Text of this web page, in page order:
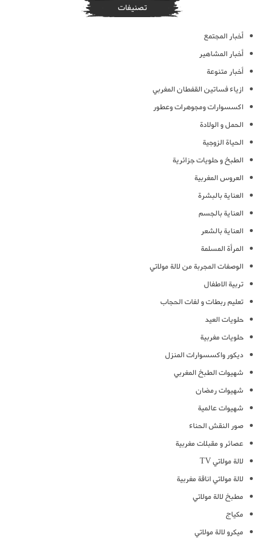
تصنيفات
أخبار المجتمع
أخبار المشاهير
أخبار متنوعة
ازياء فساتين القفطان المغربي
اكسسوارات ومجوهرات وعطور
الحمل و الولادة
الحياة الزوجية
الطبخ و حلويات جزائرية
العروس المغربية
العناية بالبشرة
العناية بالجسم
العناية بالشعر
المرأة المسلمة
الوصفات المجربة من لالة مولاتي
تربية الاطفال
تعليم ربطات و لفات الحجاب
حلويات العيد
حلويات مغربية
ديكور واكسسوارات المنزل
شهيوات الطبخ المغربي
شهيوات رمضان
شهيوات عالمية
صور النقش الحناء
عصائر و مقبلات مغربية
لالة مولاتي TV
لالة مولاتي اناقة مغربية
مطبخ لالة مولاتي
مكياج
ميكرو لالة مولاتي